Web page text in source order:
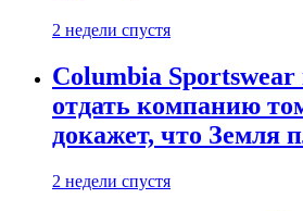
2 недели спустя
Columbia Sportswear
отдать компанию
докажет, что Земля
2 недели спустя